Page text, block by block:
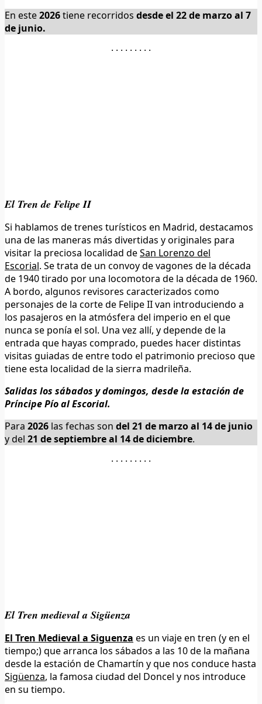
En este2026tiene recorridos desde el 22 de marzo al 7
de junio.
· · · · · · · · ·
El Tren de Felipe II
Si hablamos de trenes turísticos en Madrid, destacamos
una de las maneras más divertidas y originales para
visitar la preciosa localidad deSan Lorenzo del
Escorial. Se trata de un convoy de vagones de la década
de 1940 tirado por una locomotora de la década de 1960.
A bordo, algunos revisores caracterizados como
personajes de la corte de Felipe II van introduciendo a
los pasajeros en la atmósfera del imperio en el que
nunca se ponía el sol. Una vez allí, y depende de la
entrada que hayas comprado, puedes hacer distintas
visitas guiadas de entre todo el patrimonio precioso que
tiene esta localidad de la sierra madrileña.
Salidas los sábados y domingos, desde la estación de
Príncipe Pío al Escorial.
Para 2026 las fechas son del 21 de marzo al 14 de junio
y del 21 de septiembre al 14 de diciembre.
· · · · · · · · ·
El Tren medieval a Sigüenza
El Tren Medieval a Siguenza es un viaje en tren (y en el
tiempo;) que arranca los sábados a las 10 de la mañana
desde la estación de Chamartín y que nos conduce hasta
Sigüenza, la famosa ciudad del Doncel y nos introduce
en su tiempo.